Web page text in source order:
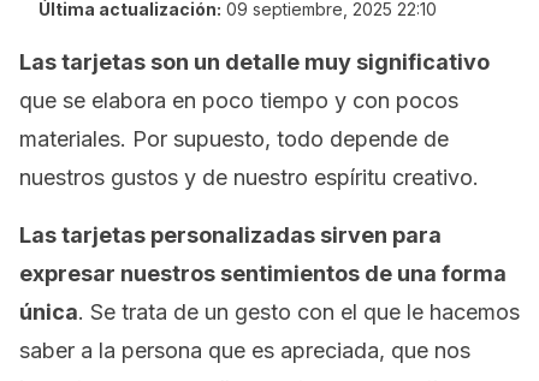
Última actualización: 09 septiembre, 2025 22:10
Las tarjetas son un detalle muy significativo
que se elabora en poco tiempo y con pocos
materiales. Por supuesto, todo depende de
nuestros gustos y de nuestro espíritu creativo.
Las tarjetas personalizadas sirven para
expresar nuestros sentimientos de una forma
única. Se trata de un gesto con el que le hacemos
saber a la persona que es apreciada, que nos